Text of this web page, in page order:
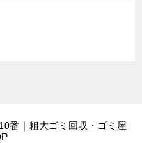
番｜粗大ゴミ回収・ゴミ屋